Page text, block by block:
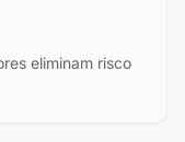
eliminam risco